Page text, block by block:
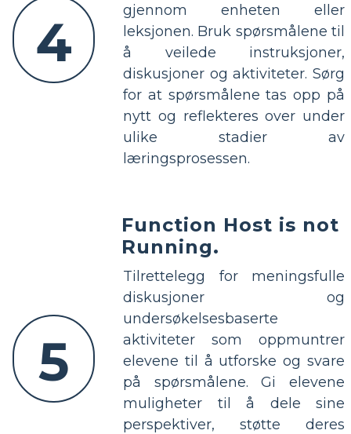
4
gjennom enheten eller
leksjonen. Bruk spørsmålene til
å veilede instruksjoner,
diskusjoner og aktiviteter. Sørg
for at spørsmålene tas opp på
nytt og reflekteres over under
ulike stadier av
læringsprosessen.
5
Function Host is not
Running.
Tilrettelegg for meningsfulle
diskusjoner og
undersøkelsesbaserte
aktiviteter som oppmuntrer
elevene til å utforske og svare
på spørsmålene. Gi elevene
muligheter til å dele sine
perspektiver, støtte deres